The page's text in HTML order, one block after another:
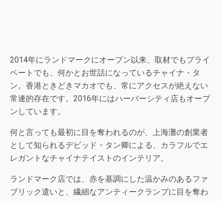
2014年にランドマークにオープン以来、取材でもプライ
ベートでも、何かとお世話になっているチャイナ・タ
ン。香港ときどきマカオでも、常にアクセスが絶えない
常連的存在です。2016年にはハーバーシティ店もオープ
ンしています。
何と言っても最初に目を奪われるのが、上海灘の創業者
として知られるデビッド・タン卿による、カラフルでエ
レガントなチャイナテイストのインテリア。
ランドマーク店では、赤を基調にした温かみのあるファ
ブリック遣いと、繊細なアンティークランプに目を奪わ